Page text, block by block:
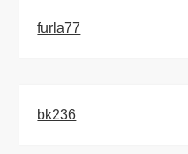
furla77
bk236